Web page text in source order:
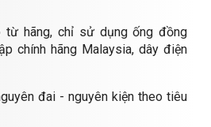
từ hãng, chỉ sử dụng ống đồng
chính hãng Malaysia, dây điện
đai - nguyên kiện theo tiêu